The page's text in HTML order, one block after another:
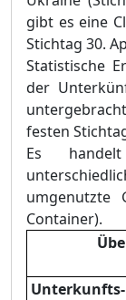
gibt es eine
Stichtag 30.
Statistische
der
festen
Es
umgenutzte
Container).
Unterkunfts-